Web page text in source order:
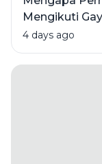
Mengikuti
4 days ago